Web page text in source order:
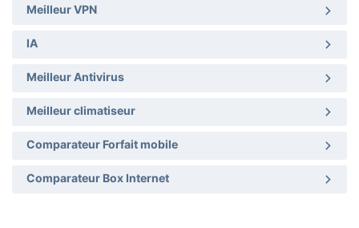
Meilleur VPN
IA
Meilleur Antivirus
Meilleur climatiseur
Comparateur Forfait mobile
Comparateur Box Internet